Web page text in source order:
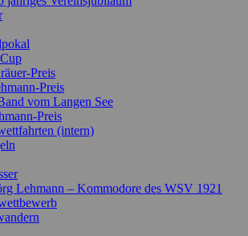
Preis
Preis
vom Langen See
Preis
(intern)
Lehmann – Kommodore des WSV 1921